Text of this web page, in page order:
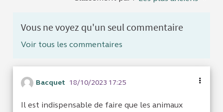
Vous ne voyez qu'un seul commentaire
Voir tous les commentaires
Bacquet 18/10/2023 17:25
Il est indispensable de faire que les animaux